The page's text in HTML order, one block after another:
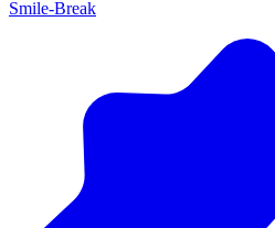
Smile-Break